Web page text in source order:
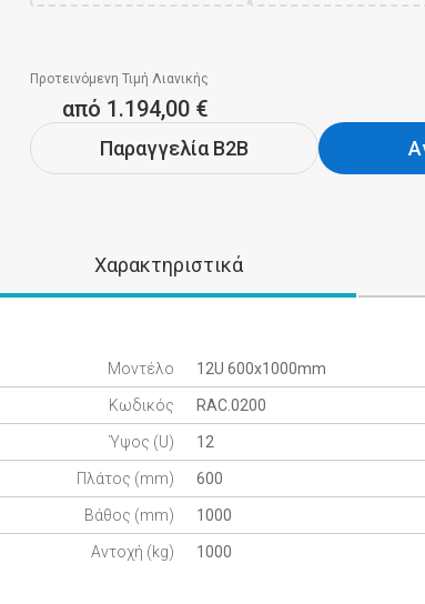
Προτεινόμενη Τιμή Λιανικής
από 1.194,00 €
Παραγγελία B2B
Χαρακτηριστικά
Μοντέλο 12U 600x1000mm
Κωδικός RAC.0200
Ύψος (U) 12
Πλάτος (mm) 600
Βάθος (mm) 1000
Αντοχή (kg) 1000